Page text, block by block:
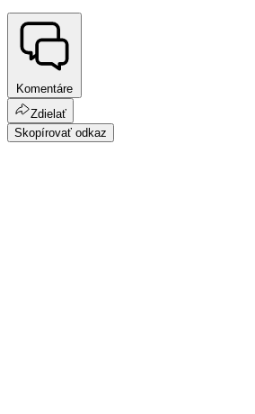
Komentáre
Zdielať
Skopírovať odkaz